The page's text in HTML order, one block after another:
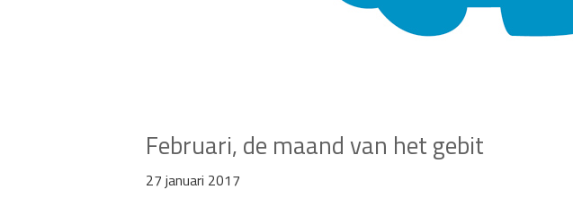
Februari, de maand van het gebit
27 januari 2017